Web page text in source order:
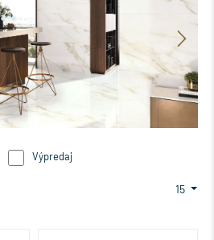
Výpredaj
15